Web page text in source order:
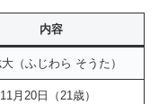
内容
（ふじわら そうた）
月20日（21歳）